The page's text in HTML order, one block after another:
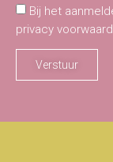
Bij het
privacy
Verstuur